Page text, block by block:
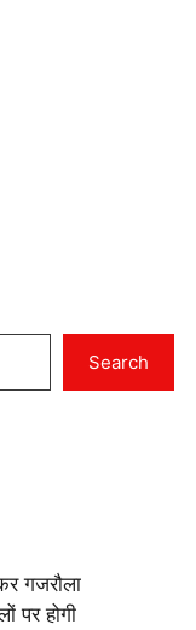
Search
गजरौला
पर होगी